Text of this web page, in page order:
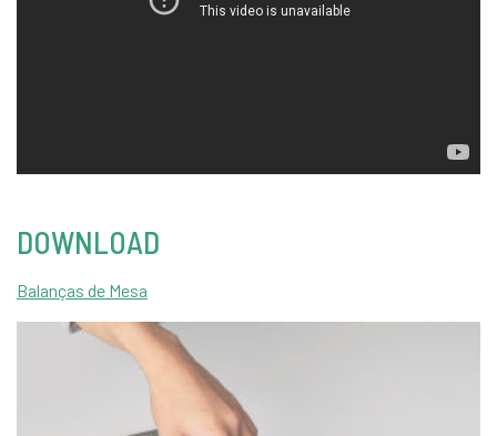
DOWNLOAD
Balanças de Mesa